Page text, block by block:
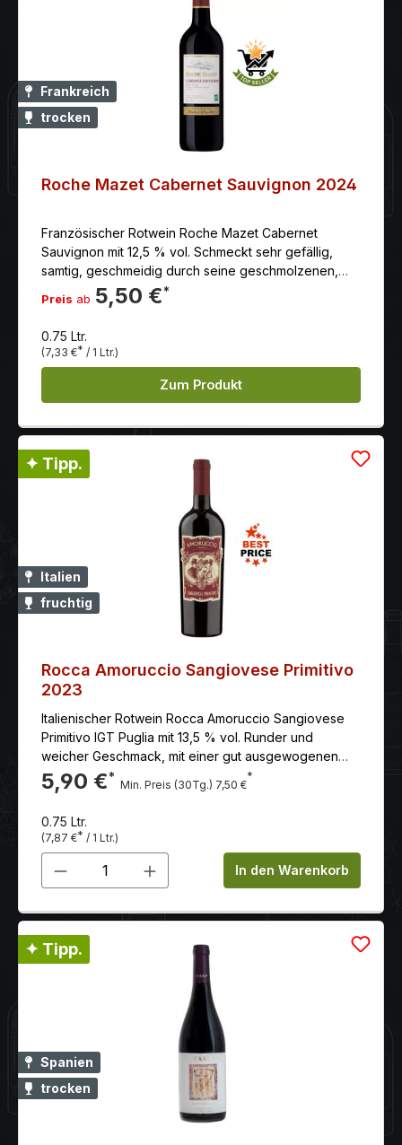
Frankreich
trocken
Roche Mazet Cabernet Sauvignon 2024
Französischer Rotwein Roche Mazet Cabernet
Sauvignon mit 12,5 % vol. Schmeckt sehr gefällig,
samtig, geschmeidig durch seine geschmolzenen,
weichen Tannine. Anbaugebiet: Languedoc-
Roussillon. Diese warme Gegend mit ihren
verlängert durch ihre frischen Sommerwinde den
Reifezyklusder Trauben, was den Weinen mehr
Ausdruck und Komplexität verleiht. Erzeuger: Roche
Mazet gehört zu den beliebtesten Weinen aus dem
nicht nur ein idealer Essensbegleiter sondern
eignensich auch für einen Sommerabend zu zweit.
Die Linie Roche Mazet umfasst dieWeine Sauvignon
Blanc, Syrah rosé, Merlot und Cabernet Sauvignon,
sowie einCôteaux du Languedoc AOC. Güteklasse:
VDP OcCharakter: Dunkelrote Farbe wilde Früchte mit
Noten von Marmelade, samtig,geschmeidig mit
geschmolzenen Tanninen Temperatur: 16-18°C
Auszeichnung: Concours Mondial, Medaille d´Argent
Preis ab 5,50 €*
0.75 Ltr.
(7,33 €* / 1 Ltr.)
Zum Produkt
✦ Tipp.
Italien
fruchtig
Rocca Amoruccio Sangiovese Primitivo
2023
Italienischer Rotwein Rocca Amoruccio Sangiovese
Primitivo IGT Puglia mit 13,5 % vol. Runder und
weicher Geschmack, mit einer gut ausgewogenen
Säure und Struktur.
5,90 €*
Min. Preis (30Tg.) 7,50 €
*
0.75 Ltr.
(7,87 €* / 1 Ltr.)
Produkt Anzahl: Gib denIn den Warenkorb
✦ Tipp.
Spanien
trocken